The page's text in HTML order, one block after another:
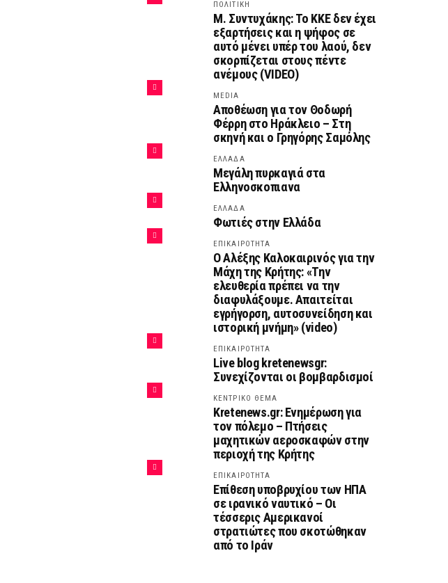
ΠΟΛΙΤΙΚΗ
Μ. Συντυχάκης: Το ΚΚΕ δεν έχει
εξαρτήσεις και η ψήφος σε
αυτό μένει υπέρ του λαού, δεν
σκορπίζεται στους πέντε
ανέμους (VIDEO)
MEDIA
Αποθέωση για τον Θοδωρή
Φέρρη στο Ηράκλειο – Στη
σκηνή και ο Γρηγόρης Σαμόλης
ΕΛΛΑΔΑ
Μεγάλη πυρκαγιά στα
Ελληνοσκοπιανα
ΕΛΛΑΔΑ
Φωτιές στην Ελλάδα
ΕΠΙΚΑΙΡΟΤΗΤΑ
Ο Αλέξης Καλοκαιρινός για την
Μάχη της Κρήτης: «Την
ελευθερία πρέπει να την
διαφυλάξουμε. Απαιτείται
εγρήγορση, αυτοσυνείδηση και
ιστορική μνήμη» (video)
ΕΠΙΚΑΙΡΟΤΗΤΑ
Live blog kretenewsgr:
Συνεχίζονται οι βομβαρδισμοί
ΚΕΝΤΡΙΚΟ ΘΕΜΑ
Kretenews.gr: Ενημέρωση για
τον πόλεμο – Πτήσεις
μαχητικών αεροσκαφών στην
περιοχή της Κρήτης
ΕΠΙΚΑΙΡΟΤΗΤΑ
Επίθεση υποβρυχίου των ΗΠΑ
σε ιρανικό ναυτικό – Οι
τέσσερις Αμερικανοί
στρατιώτες που σκοτώθηκαν
από το Ιράν